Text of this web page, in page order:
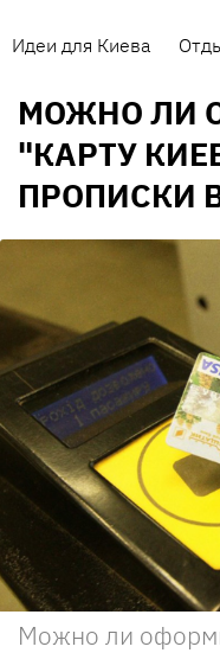
Идеи для Киева
МОЖНО ЛИ
"КАРТУ
ПРОПИСКИ
Можно ли